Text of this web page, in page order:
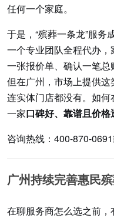
任何一个家庭。
于是，“殡葬一条龙”服
一个专业团队全程代办
一张报价单、确认一笔总
但在广州，市场上提供
连实体门店都没有。如
一家口碑好、靠谱且价格
咨询热线：400-870-
广州持续完善惠民
在聊服务商怎么选之前